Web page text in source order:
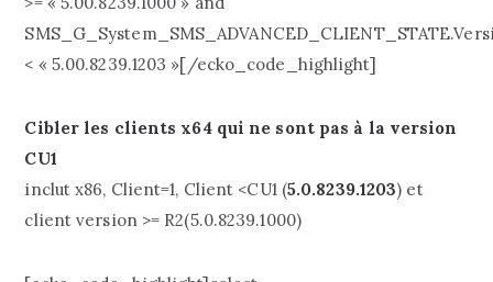
< « 5.00.8239.1203 »[/ecko_code_highlight]
Cibler les clients x64 qui ne sont pas à la version
CU1
inclut x86, Client=1, Client <CU1 (5.0.8239.1203) et
client version >= R2(5.0.8239.1000)